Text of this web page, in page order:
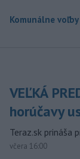
Komunálne voľby
VEĽKÁ
horúčavy
Teraz.sk prináša
včera 16:00